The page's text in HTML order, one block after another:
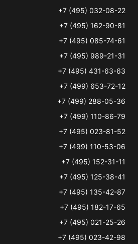
+7 (495) 032-08-22
+7 (495) 162-90-81
+7 (495) 085-74-61
+7 (495) 989-21-31
+7 (495) 431-63-63
+7 (499) 653-72-12
+7 (499) 288-05-36
+7 (499) 110-86-79
+7 (495) 023-81-52
+7 (499) 110-53-06
+7 (495) 152-31-11
+7 (495) 125-38-41
+7 (495) 135-42-87
+7 (495) 182-17-65
+7 (495) 021-25-26
+7 (495) 023-42-98